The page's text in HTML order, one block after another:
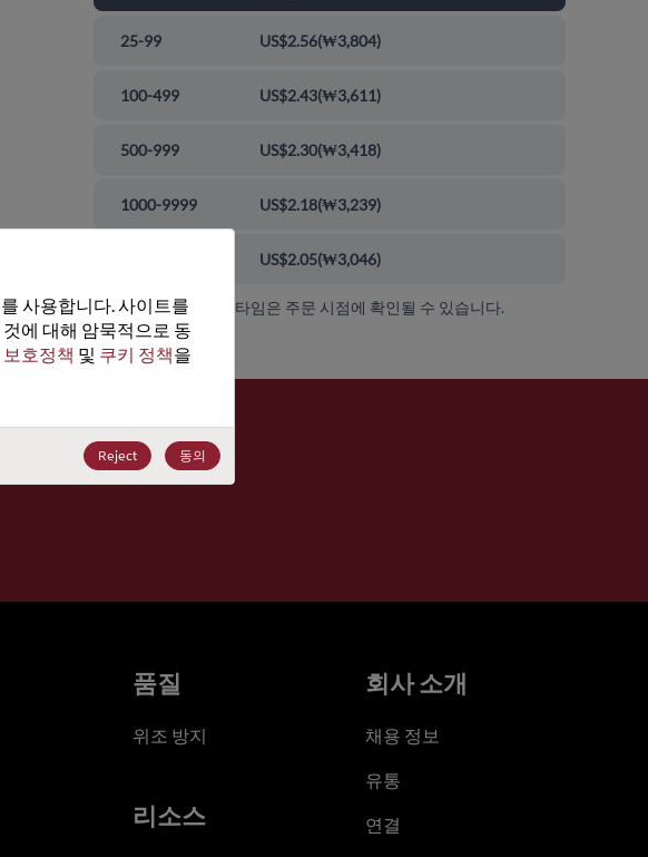
25-99 US$2.56(₩3,804)
100-499 US$2.43(₩3,611)
500-999 US$2.30(₩3,418)
1000-9999 US$2.18(₩3,239)
US$2.05(₩3,046)
가격, 가용성 및 리드 타임은 주문 시점에 확인될 수 있습니다.
사용합니다. 사이트를
에 대해 암묵적으로 동
호정책 및 쿠키 정책을
Reject 동의
품질
위조 방지
리소스
회사 소개
채용 정보
유통
연결